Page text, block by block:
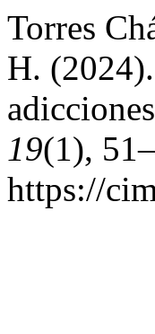
Torres
H.
19(1),
https://